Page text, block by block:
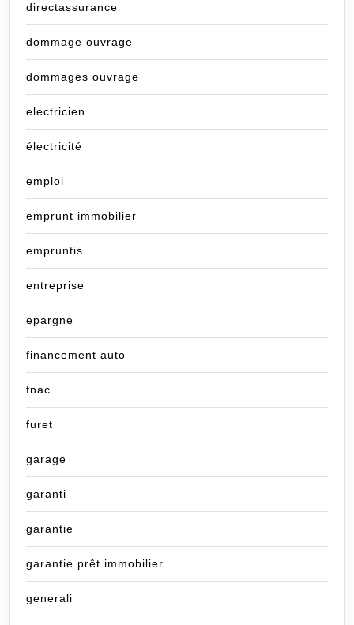
directassurance
dommage ouvrage
dommages ouvrage
electricien
électricité
emploi
emprunt immobilier
empruntis
entreprise
epargne
financement auto
fnac
furet
garage
garanti
garantie
garantie prêt immobilier
generali